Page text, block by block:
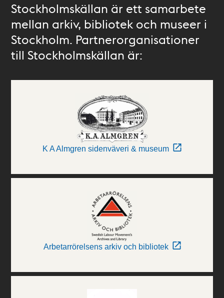
Stockholmskällan är ett samarbete
mellan arkiv, bibliotek och museer i
Stockholm. Partnerorganisationer
till Stockholmskällan är:
K A Almgren sidenväveri & museum
Arbetarrörelsens arkiv och bibliotek